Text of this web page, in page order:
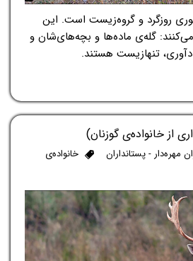
روزگرد و گروه‌زیست است. این
گله‌ی ماده‌ها و بچه‌های‌شان و
تنهازیست هستند.
از خانواده‌ی گوزنان)
مهره‌دار - پستانداران
خانواده‌ی